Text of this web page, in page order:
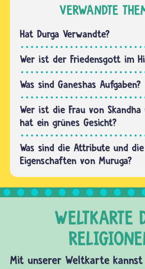
stehen
bestimmte
Eigenschaften,
…
Göttinnen
sind
solo.
Andere
Göttinnen
stehen
einem
Gott als
Gefährtin
zur Seite,
…
VERWANDTE
Hat Durga Verwandte?
Wer ist der Friedensgott im
Was sind Ganeshas Aufgaben?
Wer ist die Frau von
hat ein grünes Gesicht?
Was sind die Attribute und die
Eigenschaften von Muruga?
Mit unserer Weltkarte kannst